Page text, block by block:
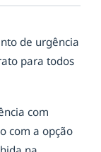
de urgência
para todos
com
com a opção